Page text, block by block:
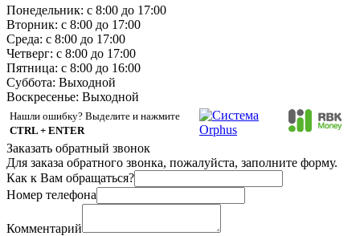
Понедельник: с 8:00 до 17:00
Вторник: с 8:00 до 17:00
Среда: с 8:00 до 17:00
Четверг: с 8:00 до 17:00
Пятница: с 8:00 до 16:00
Суббота: Выходной
Воскресенье: Выходной
Нашли ошибку? Выделите и нажмите
CTRL + ENTER
Заказать обратный звонок
Для заказа обратного звонка, пожалуйста, заполните форму.
Как к Вам обращаться?
Номер телефона
Комментарий